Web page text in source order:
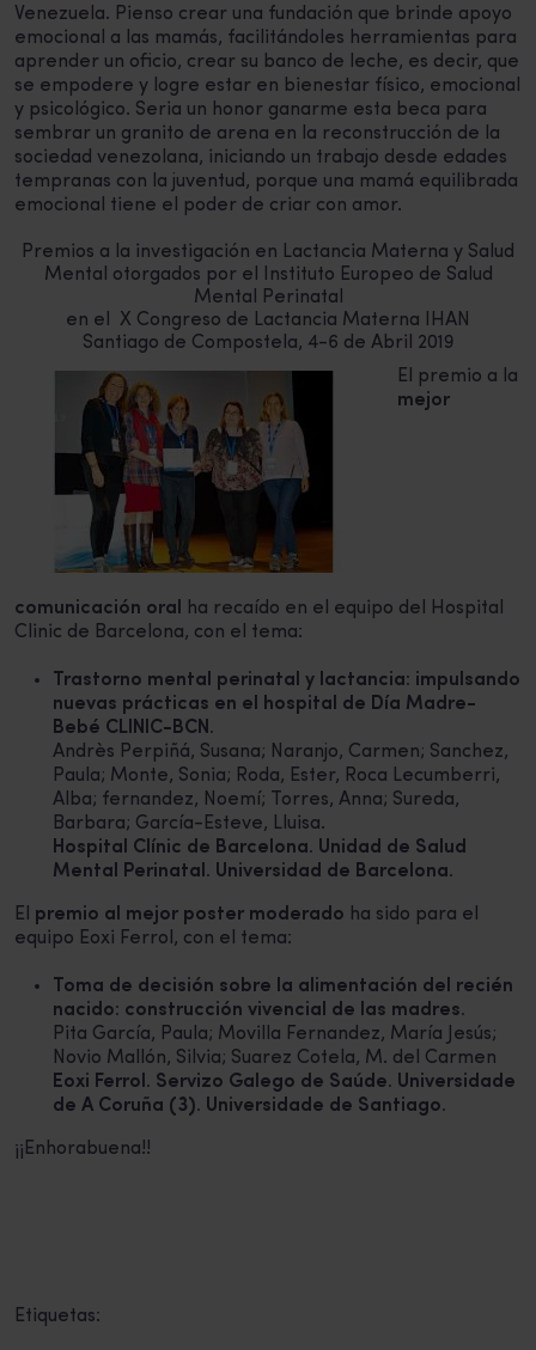
Venezuela. Pienso crear una fundación que brinde apoyo
emocional a las mamás, facilitándoles herramientas para
aprender un oficio, crear su banco de leche, es decir, que
se empodere y logre estar en bienestar físico, emocional
y psicológico. Seria un honor ganarme esta beca para
sembrar un granito de arena en la reconstrucción de la
sociedad venezolana, iniciando un trabajo desde edades
tempranas con la juventud, porque una mamá equilibrada
emocional tiene el poder de criar con amor.
Premios a la investigación en Lactancia Materna y Salud
Mental
otorgados por el Instituto Europeo de Salud
Mental Perinatal
en el X Congreso de Lactancia Materna IHAN
Santiago de Compostela, 4-6 de Abril 2019
El premio a la
mejor
comunicación oral
ha recaído en el equipo del Hospital
Clinic de Barcelona, con el tema:
Trastorno mental perinatal y lactancia: impulsando
nuevas prácticas en el hospital de Día Madre-
Bebé CLINIC-BCN.
Andrès Perpiñá, Susana; Naranjo, Carmen; Sanchez,
Paula; Monte, Sonia; Roda, Ester, Roca Lecumberri,
Alba; fernandez, Noemí; Torres, Anna; Sureda,
Barbara; García-Esteve, Lluisa.
Hospital Clínic de Barcelona. Unidad de Salud
Mental Perinatal. Universidad de Barcelona.
El premio al mejor poster moderado ha sido para el
equipo Eoxi Ferrol, con el tema:
Toma de decisión sobre la alimentación del recién
nacido: construcción vivencial de las madres.
Pita García, Paula; Movilla Fernandez, María Jesús;
Novio Mallón, Silvia; Suarez Cotela, M. del Carmen
Eoxi Ferrol. Servizo Galego de Saúde. Universidade
de A Coruña (3). Universidade de Santiago.
¡¡Enhorabuena!!
Etiquetas: